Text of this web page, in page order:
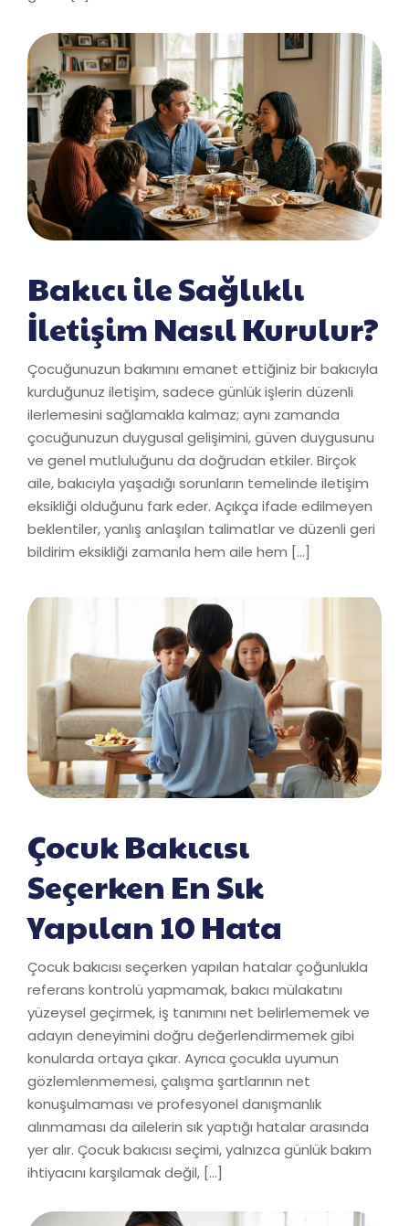
Bakıcı ile Sağlıklı
İletişim Nasıl Kurulur?
Çocuğunuzun bakımını emanet ettiğiniz bir bakıcıyla
kurduğunuz iletişim, sadece günlük işlerin düzenli
ilerlemesini sağlamakla kalmaz; aynı zamanda
çocuğunuzun duygusal gelişimini, güven duygusunu
ve genel mutluluğunu da doğrudan etkiler. Birçok
aile, bakıcıyla yaşadığı sorunların temelinde iletişim
eksikliği olduğunu fark eder. Açıkça ifade edilmeyen
beklentiler, yanlış anlaşılan talimatlar ve düzenli geri
bildirim eksikliği zamanla hem aile hem […]
Çocuk Bakıcısı
Seçerken En Sık
Yapılan 10 Hata
Çocuk bakıcısı seçerken yapılan hatalar çoğunlukla
referans kontrolü yapmamak, bakıcı mülakatını
yüzeysel geçirmek, iş tanımını net belirlememek ve
adayın deneyimini doğru değerlendirmemek gibi
konularda ortaya çıkar. Ayrıca çocukla uyumun
gözlemlenmemesi, çalışma şartlarının net
konuşulmaması ve profesyonel danışmanlık
alınmaması da ailelerin sık yaptığı hatalar arasında
yer alır. Çocuk bakıcısı seçimi, yalnızca günlük bakım
ihtiyacını karşılamak değil, […]